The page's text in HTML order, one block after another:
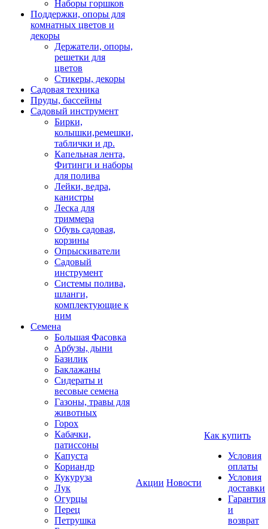
Наборы горшков
Поддержки, опоры для
комнатных цветов и
декоры
Держатели, опоры,
решетки для
цветов
Стикеры, декоры
Садовая техника
Пруды, бассейны
Садовый инструмент
Бирки,
колышки,ремешки,
таблички и др.
Капельная лента,
Фитинги и наборы
для полива
Лейки, ведра,
канистры
Леска для
триммера
Обувь садовая,
корзины
Опрыскиватели
Садовый
инструмент
Системы полива,
шланги,
комплектующие к
ним
Семена
Большая Фасовка
Арбузы, дыни
Базилик
Баклажаны
Сидераты и
весовые семена
Газоны, травы для
животных
Горох
Кабачки,
патиссоны
Капуста
Кориандр
Кукуруза
Лук
Огурцы
Перец
Петрушка
Акции Новости
Как купить
Условия
оплаты
Условия
доставки
Гарантия
и
возврат